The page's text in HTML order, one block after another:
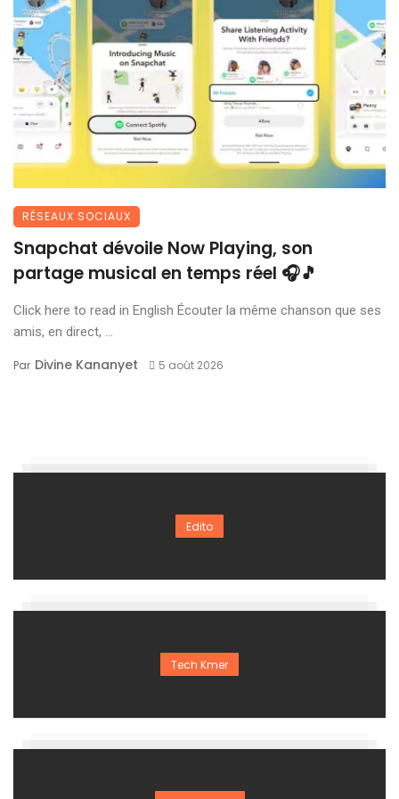
RÉSEAUX SOCIAUX
Snapchat dévoile Now Playing, son
partage musical en temps réel 🎧🎵
Click here to read in English Écouter la même chanson que ses
amis, en direct, ...
Par Divine Kananyet 5 août 2026
Edito
Tech Kmer